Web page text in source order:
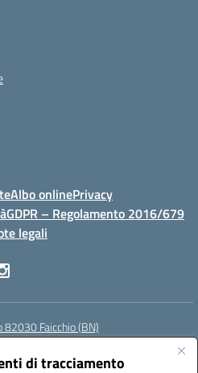
di tracciamento
Albo onlinePrivacy
GDPR – Regolamento 2016/679
legali
Faicchio (BN)
bnis02300v@pec.istruzione.it